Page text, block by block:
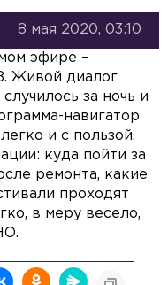
8 мая 2020, 03:10
эфире –
Живой диалог
за ночь и
навигатор
и с пользой.
куда пойти за
ремонта, какие
проходят
в меру весело,